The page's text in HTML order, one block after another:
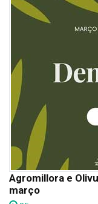
Agromillora e
março